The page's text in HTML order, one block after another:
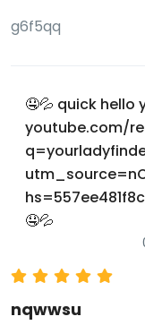
g6f5qq
🤤💦 quick hello
youtube.com/
🤤💦
nqwwsu